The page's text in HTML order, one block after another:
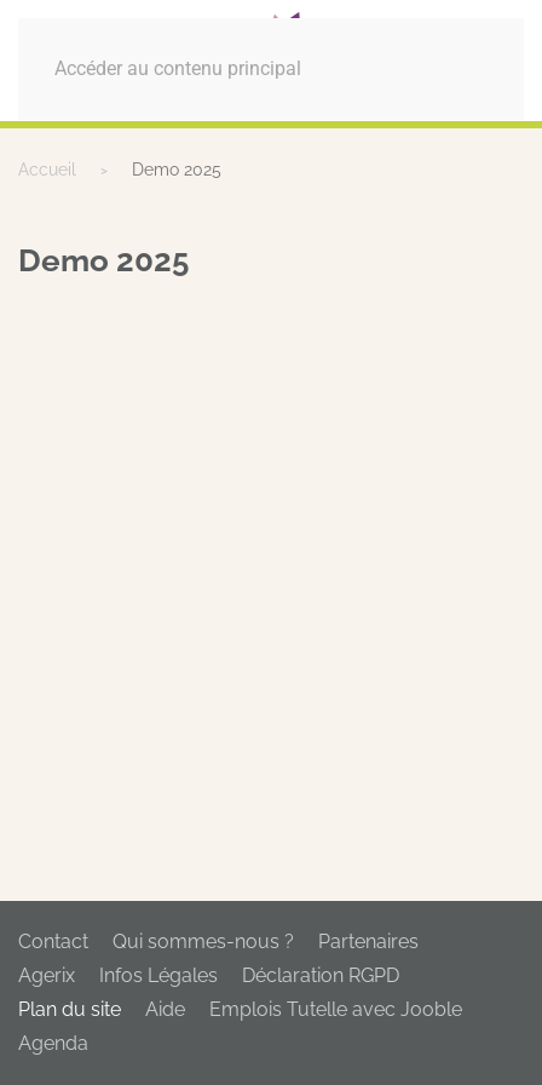
Accéder au contenu principal
MENU
Accueil Demo 2025
Demo 2025
Contact Qui sommes-nous ?
Partenaires
Agerix
Infos Légales
Déclaration RGPD
Plan du site
Aide
Emplois Tutelle avec Jooble
Agenda